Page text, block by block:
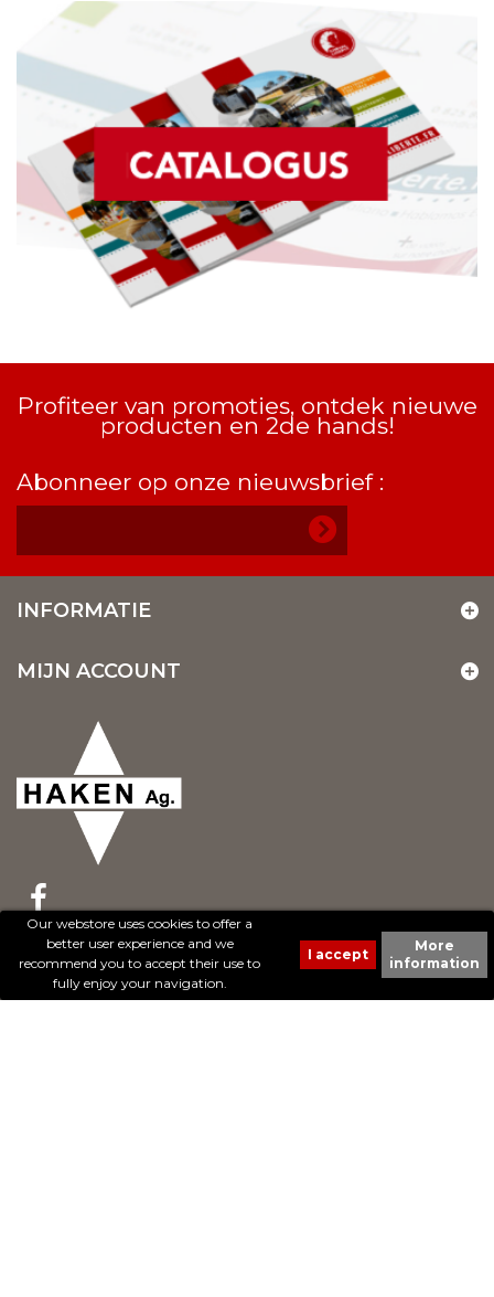
Our webstore uses cookies to offer a
better user experience and we
recommend you to accept their use to
fully enjoy your navigation.
More
information
Profiteer van promoties, ontdek nieuwe
producten en 2de hands!
Abonneer op onze nieuwsbrief :
INFORMATIE
MIJN ACCOUNT
© 2017 - Cheval Liberté. Tous droits réservés.
Création de sites Internet | ProduWeb